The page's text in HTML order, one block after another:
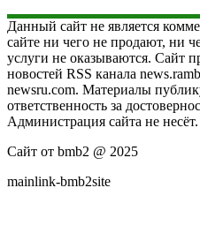
Данный сайт не является
сайте ни чего не продают, ни
услуги не оказываются. Сайт
новостей RSS канала
newsru.com. Материалы
ответственность за
Администрация сайта не несёт.
Сайт от bmb2 @ 2025
mainlink-bmb2site